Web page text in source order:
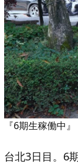
『6期生稼働中』
台北3日目。6